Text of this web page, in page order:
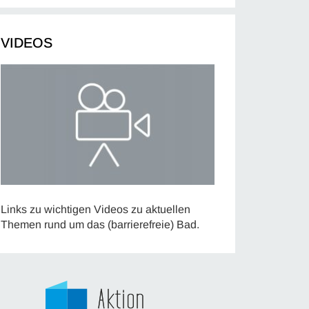
VIDEOS
Links zu wichtigen Videos zu aktuellen
Themen rund um das (barrierefreie) Bad.